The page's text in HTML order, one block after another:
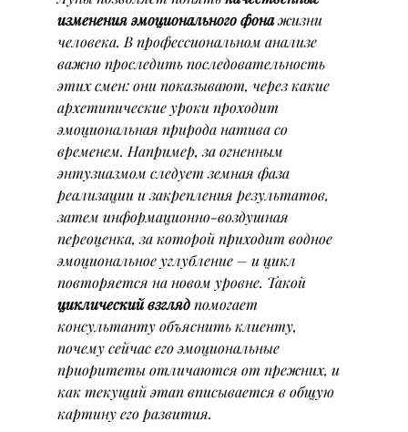
изменения эмоционального фона жизни
человека. В профессиональном анализе
важно проследить последовательность
этих смен: они показывают, через какие
архетипические уроки проходит
эмоциональная природа натива со
временем. Например, за огненным
энтузиазмом следует земная фаза
реализации и закрепления результатов,
затем информационно-воздушная
переоценка, за которой приходит водное
эмоциональное углубление – и цикл
повторяется на новом уровне. Такой
циклический взгляд помогает
консультанту объяснить клиенту,
почему сейчас его эмоциональные
приоритеты отличаются от прежних, и
как текущий этап вписывается в общую
картину его развития.